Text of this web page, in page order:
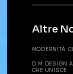
Altre
MODERNITÀ
D.M.DESIGN
CHE UNISCE